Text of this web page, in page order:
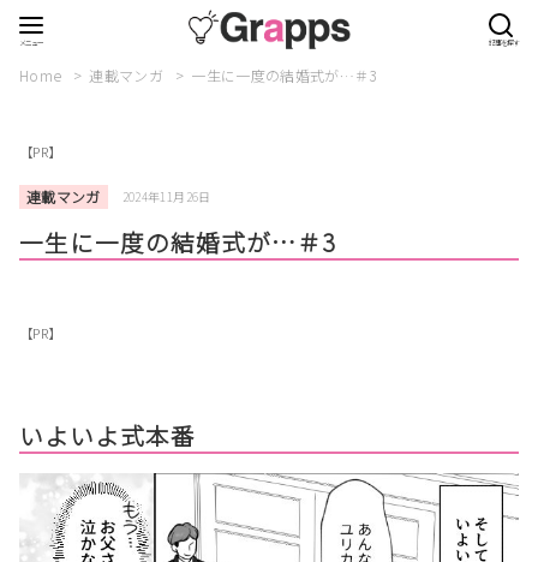
Home 連載マンガ 一生に一度の結婚式が…＃3
【PR】
連載マンガ 2024年11月26日
一生に一度の結婚式が…＃3
【PR】
いよいよ式本番